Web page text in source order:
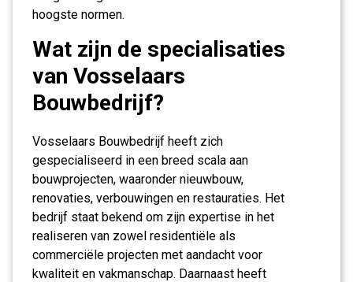
hoogste normen.
Wat zijn de specialisaties
van Vosselaars
Bouwbedrijf?
Vosselaars Bouwbedrijf heeft zich
gespecialiseerd in een breed scala aan
bouwprojecten, waaronder nieuwbouw,
renovaties, verbouwingen en restauraties. Het
bedrijf staat bekend om zijn expertise in het
realiseren van zowel residentiële als
commerciële projecten met aandacht voor
kwaliteit en vakmanschap. Daarnaast heeft